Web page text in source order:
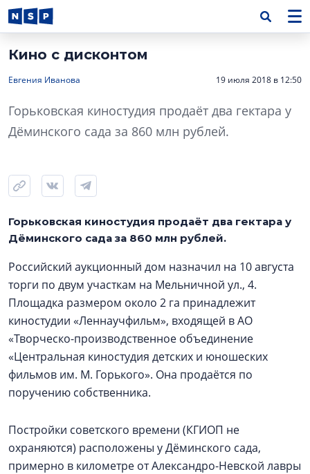
Кино с дисконтом
Евгения Иванова 19 июля 2018 в 12:50
Горьковская киностудия продаёт два гектара у
Дёминского сада за 860 млн рублей.
Горьковская киностудия продаёт два гектара у
Дёминского сада за 860 млн рублей.
Российский аукционный дом назначил на 10 августа
торги по двум участкам на Мельничной ул., 4.
Площадка размером около 2 га принадлежит
киностудии «Леннаучфильм», входящей в АО
«Творческо-производственное объединение
«Центральная киностудия детских и юношеских
фильмов им. М. Горького». Она продаётся по
поручению собственника.
Постройки советского времени (КГИОП не
охраняются) расположены у Дёминского сада,
примерно в километре от Александро-Невской лавры